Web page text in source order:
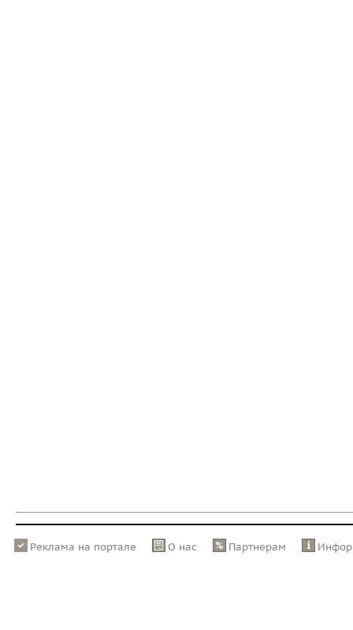
Реклама на портале О нас Партнерам